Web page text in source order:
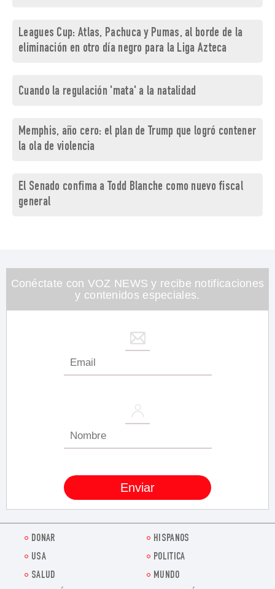
Leagues Cup: Atlas, Pachuca y Pumas, al borde de la
eliminación en otro día negro para la Liga Azteca
Cuando la regulación 'mata' a la natalidad
Memphis, año cero: el plan de Trump que logró contener
la ola de violencia
El Senado confima a Todd Blanche como nuevo fiscal
general
Conéctate con VOZ NEWS y recibe notificaciones
y contenidos especiales.
DONAR
HISPANOS
USA
POLITICA
SALUD
MUNDO